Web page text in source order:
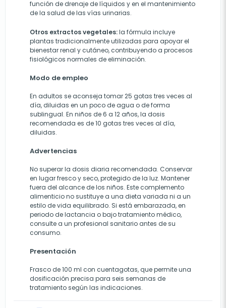
función de drenaje de líquidos y en el mantenimiento
de la salud de las vías urinarias.
Otros extractos vegetales:la fórmula incluye
plantas tradicionalmente utilizadas para apoyar el
bienestar renal y cutáneo, contribuyendo a procesos
fisiológicos normales de eliminación.
Modo de empleo
En adultos se aconseja tomar 25 gotas tres veces al
día, diluidas en un poco de agua o de forma
sublingual. En niños de 6 a 12 años, la dosis
recomendada es de 10 gotas tres veces al día,
diluidas.
Advertencias
No superar la dosis diaria recomendada. Conservar
en lugar fresco y seco, protegido de la luz. Mantener
fuera del alcance de los niños. Este complemento
alimenticio no sustituye a una dieta variada ni a un
estilo de vida equilibrado. Si está embarazada, en
periodo de lactancia o bajo tratamiento médico,
consulte a un profesional sanitario antes de su
consumo.
Presentación
Frasco de 100 ml con cuentagotas, que permite una
dosificación precisa para seis semanas de
tratamiento según las indicaciones.